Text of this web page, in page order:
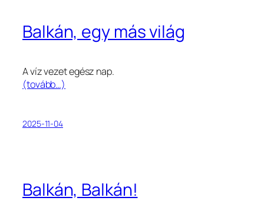
Balkán, egy más világ
A víz vezet egész nap.
(tovább…)
2025-11-04
Balkán, Balkán!